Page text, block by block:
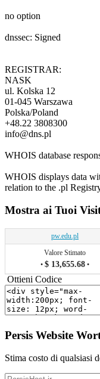
no option
dnssec: Signed
REGISTRAR:
NASK
ul. Kolska 12
01-045 Warszawa
Polska/Poland
+48.22 3808300
info@dns.pl
WHOIS database
WHOIS displays data
relation to the .pl
Mostra ai Tuoi
pw.edu.pl
Valore Stimato
• $ 13,655.68 •
Ottieni Codice
Persis Website
Stima costo di qualsiasi